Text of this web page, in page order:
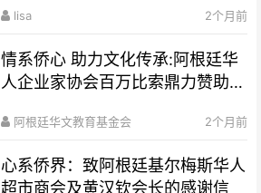
lisa 2个月前
情系侨心 助力文化传承:阿根廷华
人企业家协会百万比索鼎力赞助水
阿根廷华文教育基金会 2个月前
心系侨界​：致阿根廷基尔梅斯华人
超市商会及黄汉钦会长的感谢信